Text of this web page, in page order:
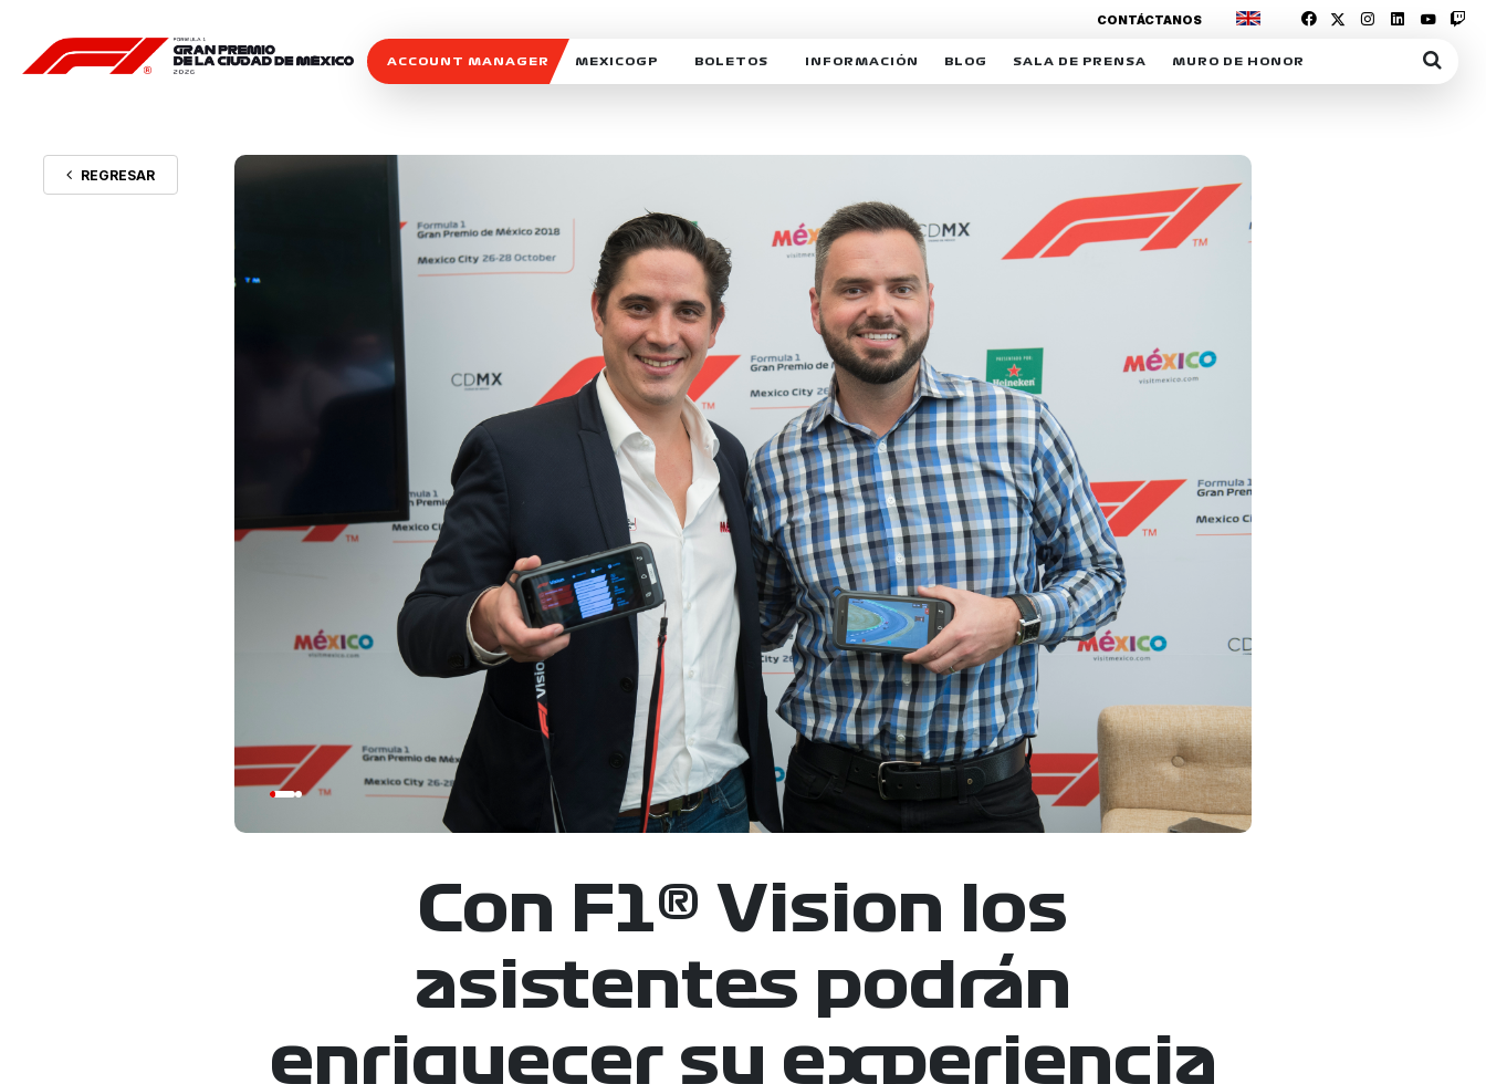
ACCOUNT MANAGER MEXICOGP
CELEBRA CON NOSOTROS
BOLETOS INFORMACIÓN
REFORESTEMOS JUNTOS
MOTORSPORT ACADEMY
VOLUNTARIOS
EXPOSICIÓN FOTOGRÁFICA
CAMPEONATO
PATROCINADORES
LEGALES TICKETMASTER
BLOG
INTERACTIVOS
SALA DE PRENSA MURO DE HONOR
CONTÁCTANOS
REGRESAR
Con F1® Vision los
asistentes podrán
enriquecer su experiencia